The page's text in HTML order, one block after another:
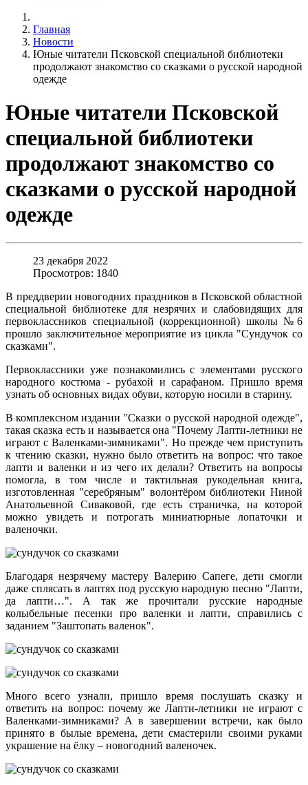
Главная
Новости
Юные читатели Псковской специальной библиотеки
продолжают знакомство со сказками о русской народной
одежде
Юные читатели Псковской
специальной библиотеки
продолжают знакомство со
сказками о русской народной
одежде
23 декабря 2022
Просмотров: 1840
В преддверии новогодних праздников в Псковской областной
специальной библиотеке для незрячих и слабовидящих для
первоклассников специальной (коррекционной) школы №6
прошло заключительное мероприятие из цикла "Сундучок со
сказками".
Первоклассники уже познакомились с элементами русского
народного костюма - рубахой и сарафаном. Пришло время
узнать об основных видах обуви, которую носили в старину.
В комплексном издании "Сказки о русской народной одежде",
такая сказка есть и называется она "Почему Лапти-летники не
играют с Валенками-зимниками". Но прежде чем приступить
к чтению сказки, нужно было ответить на вопрос: что такое
лапти и валенки и из чего их делали? Ответить на вопросы
помогла, в том числе и тактильная рукодельная книга,
изготовленная "серебряным" волонтёром библиотеки Ниной
Анатольевной Сиваковой, где есть страничка, на которой
можно увидеть и потрогать миниатюрные лопаточки и
валеночки.
Благодаря незрячему мастеру Валерию Сапеге, дети смогли
даже сплясать в лаптях под русскую народную песню "Лапти,
да лапти…". А так же прочитали русские народные
колыбельные песенки про валенки и лапти, справились с
заданием "Заштопать валенок".
Много всего узнали, пришло время послушать сказку и
ответить на вопрос: почему же Лапти-летники не играют с
Валенками-зимниками? А в завершении встречи, как было
принято в былые времена, дети смастерили своими руками
украшение на ёлку – новогодний валеночек.